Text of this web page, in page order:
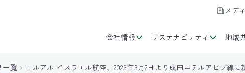
メデ
会社情報 サステナビリティ 地域
一覧 エルアル イスラエル航空、2023年3月2日より成田＝テルアビブ線に